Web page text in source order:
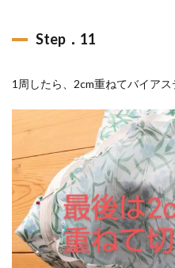
Step．11
1周したら、2cm重ねてバイアス